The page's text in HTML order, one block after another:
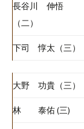
長谷川 伸悟
（二）
下司 惇太（三）
大野 功貴（三）
林 泰佑 (三)